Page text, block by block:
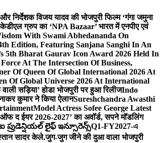
और निर्देशक विजय यादव की भोजपुरी फिल्म ‘गंगा जमुना
ग्रुप का ‘NPA Bazaar’ भारत में एनपीए एवं
With Swami Abhedananda On
Edition, Featuring Sanjana Sanghi In An
5th Bharat Gaurav Icon Award 2026 Held In
At The Intersection Of Business,
Of Queen Of Global International 2026 At
Of Global Universe 2026 At International
सड़िया’ होडा भोजपुरी पर हुआ रिलीजIndo
कुमार ने किया ऐलानSureshchandra Awasthi
Model Actress Sofee George Latest
द ईयर 2026-2027’ का अवॉर्ड, सपने मॉडलिंग
లైఫ్ ఇన్సూరెన్స్Q1-FY2027-এ
सादर केले.जुग-जुग जीने की दुआ वाला भोजपुरी